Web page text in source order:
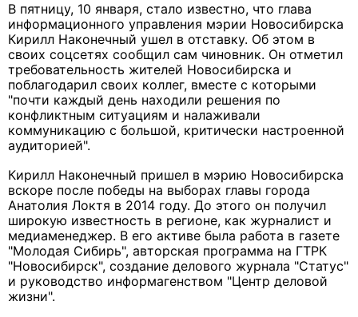
В пятницу, 10 января, стало известно, что глава
информационного управления мэрии Новосибирска
Кирилл Наконечный ушел в отставку. Об этом в
своих соцсетях сообщил сам чиновник. Он отметил
требовательность жителей Новосибирска и
поблагодарил своих коллег, вместе с которыми
"почти каждый день находили решения по
конфликтным ситуациям и налаживали
коммуникацию с большой, критически настроенной
аудиторией".
Кирилл Наконечный пришел в мэрию Новосибирска
вскоре после победы на выборах главы города
Анатолия Локтя в 2014 году. До этого он получил
широкую известность в регионе, как журналист и
медиаменеджер. В его активе была работа в газете
"Молодая Сибирь", авторская программа на ГТРК
"Новосибирск", создание делового журнала "Статус"
и руководство информагенством "Центр деловой
жизни".